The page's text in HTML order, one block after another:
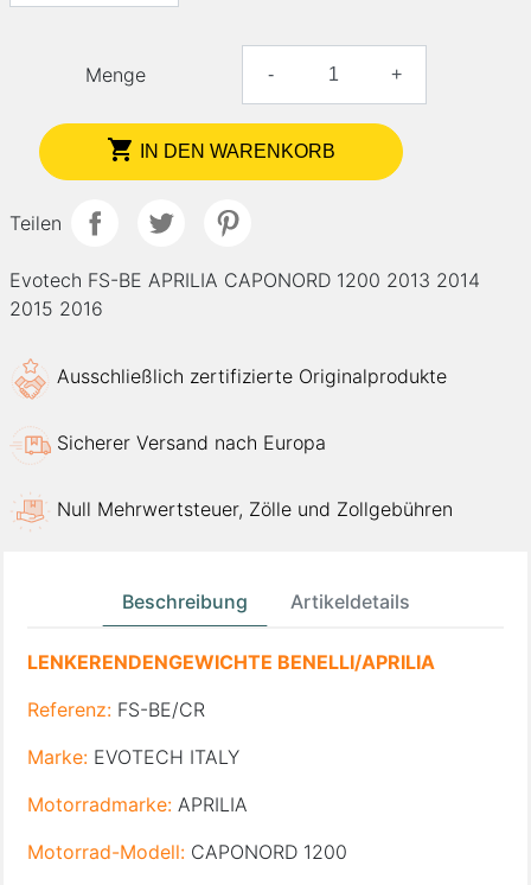
Menge - +
 IN DEN WARENKORB
Teilen
Evotech FS-BE APRILIA CAPONORD 1200 2013 2014
2015 2016
Ausschließlich zertifizierte Originalprodukte
Sicherer Versand nach Europa
Null Mehrwertsteuer, Zölle und Zollgebühren
Beschreibung Artikeldetails
LENKERENDENGEWICHTE BENELLI/APRILIA
Referenz: FS-BE/CR
Marke: EVOTECH ITALY
Motorradmarke: APRILIA
Motorrad-Modell: CAPONORD 1200